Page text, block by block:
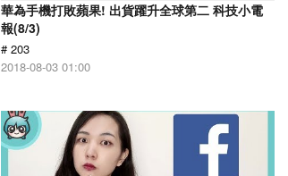
華為手機打敗蘋果! 出貨躍升全球第二 科技小電
報(8/3)
# 203
2018-08-03 01:00